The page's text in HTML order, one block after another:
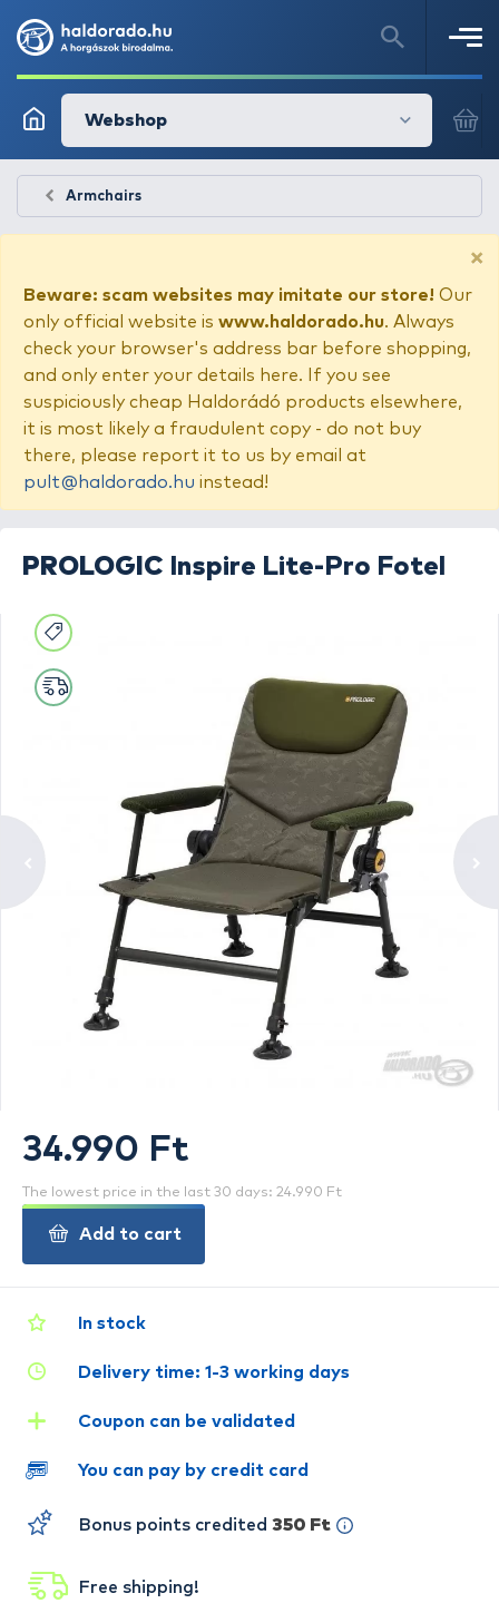
Webshop
Armchairs
×
Beware: scam websites may imitate our store! Our
only official website is www.haldorado.hu. Always
check your browser's address bar before shopping,
and only enter your details here. If you see
suspiciously cheap Haldorádó products elsewhere,
it is most likely a fraudulent copy - do not buy
there, please report it to us by email at
pult@haldorado.hu instead!
PROLOGIC Inspire Lite-Pro Fotel
In stock
Delivery time: 1-3 working days
Coupon can be validated
You can pay by credit card
Bonus points credited 350 Ft
Free shipping!
34.990 Ft
The lowest price in the last 30 days: 24.990 Ft
Add to cart